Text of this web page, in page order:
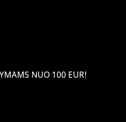
NUO 100 EUR!